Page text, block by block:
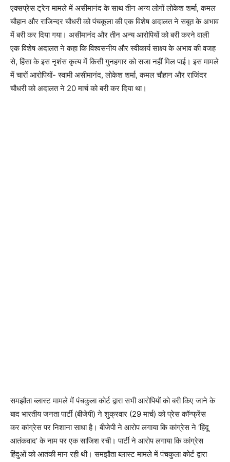
एक्सप्रेस ट्रेन मामले में असीमानंद के साथ तीन अन्य लोगों लोकेश शर्मा, कमल
चौहान और राजिन्दर चौधरी को पंचकूला की एक विशेष अदालत ने सबूत के अभाव
में बरी कर दिया गया। असीमानंद और तीन अन्य आरोपियों को बरी करने वाली
एक विशेष अदालत ने कहा कि विश्वसनीय और स्वीकार्य साक्ष्य के अभाव की वजह
से, हिंसा के इस नृशंस कृत्य में किसी गुनहगार को सजा नहीं मिल पाई। इस मामले
में चारों आरोपियों- स्वामी असीमानंद, लोकेश शर्मा, कमल चौहान और राजिंदर
चौधरी को अदालत ने 20 मार्च को बरी कर दिया था।
समझौता ब्लास्ट मामले में पंचकुला कोर्ट द्वारा सभी आरोपियों को बरी किए जाने के
बाद भारतीय जनता पार्टी (बीजेपी) ने शुक्रवार (29 मार्च) को प्रेस कॉन्फ्रेंस
कर कांग्रेस पर निशाना साधा है। बीजेपी ने आरोप लगाया कि कांग्रेस ने ‘हिंदू
आतंकवाद’ के नाम पर एक साजिश रची। पार्टी ने आरोप लगाया कि कांग्रेस
हिंदुओं को आतंकी मान रही थी। समझौता ब्लास्ट मामले में पंचकुला कोर्ट द्वारा